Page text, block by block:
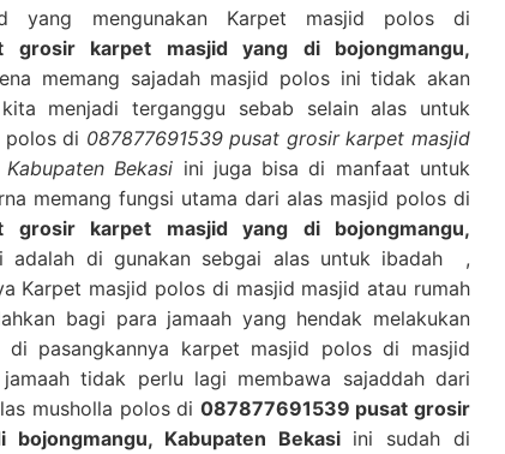
yang mengunakan Karpet masjid polos di
grosir karpet masjid yang di bojongmangu,
memang sajadah masjid polos ini tidak akan
menjadi terganggu sebab selain alas untuk
polos di 087877691539 pusat grosir karpet masjid
Bekasi ini juga bisa di manfaat untuk
memang fungsi utama dari alas masjid polos di
grosir karpet masjid yang di bojongmangu,
di gunakan sebgai alas untuk ibadah ,
Karpet masjid polos di masjid masjid atau rumah
bagi para jamaah yang hendak melakukan
di pasangkannya karpet masjid polos di masjid
tidak perlu lagi membawa sajaddah dari
musholla polos di 087877691539 pusat grosir
Kabupaten Bekasiini sudah di